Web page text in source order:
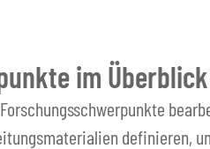
im Überblick
definieren,